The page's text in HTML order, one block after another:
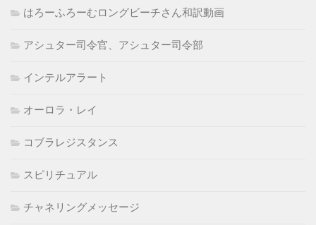
はろーふろーむロングビーチさん和訳動画
アシュター司令官、アシュター司令部
インテルアラート
オーロラ・レイ
コブラレジスタンス
スピリチュアル
チャネリングメッセージ